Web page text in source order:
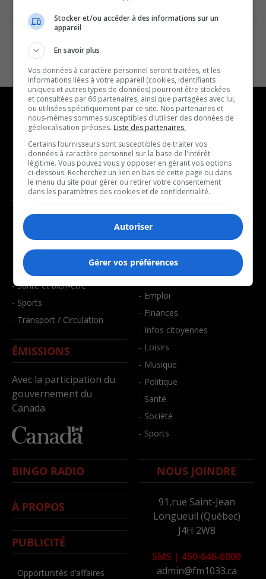
NOUVELLES
- Affaires municipales
- Communauté / Social
- Culture
- Économie
- Éducation
- Environnement
- Faits divers
- Santé et bien-être
- Sports
- Transport / Circulation
ÉMISSIONS
Avec la participation du
gouvernement du
Canada
MUSIQUE
- Décompte franco
- Joué récemment
BALADOS
- Art de vivre
- Bien-être
- Emploi
- Finances
- Infos citoyennes
- Loisirs
- Musique
- Politique
- Santé
- Société
- Sports
BINGO RADIO
À PROPOS
PUBLICITÉ
- Opportunités d’affaires
NOUS JOINDRE
91,rue Saint-Jean
Longueuil (Québec)
J4H 2W8
SMS | 450-646-6800
admin@fm1033.ca
Stocker et/ou accéder à des informations sur un
appareil
En savoir plus
Vos données à caractère personnel seront traitées, et les
informations liées à votre appareil (cookies, identifiants
uniques et autres types de données) pourront être stockées
et consultées par 66 partenaires, ainsi que partagées avec lui,
ou utilisées spécifiquement par ce site. Nos partenaires et
nous-mêmes sommes susceptibles d'utiliser des données de
géolocalisation précises. Liste des partenaires.
Certains fournisseurs sont susceptibles de traiter vos
données à caractère personnel sur la base de l'intérêt
légitime. Vous pouvez vous y opposer en gérant vos options
ci-dessous. Recherchez un lien en bas de cette page ou dans
le menu du site pour gérer ou retirer votre consentement
dans les paramètres des cookies et de confidentialité.
Autoriser
Gérer vos préférences